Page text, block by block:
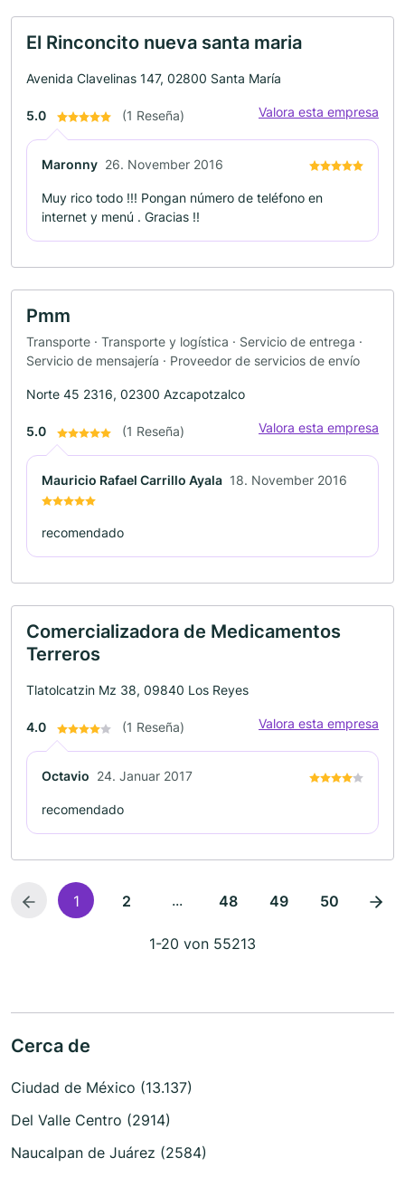
El Rinconcito nueva santa maria
Avenida Clavelinas 147, 02800 Santa María
5.0 (1 Reseña) Valora esta empresa
Maronny 26. November 2016
Muy rico todo !!! Pongan número de teléfono en
internet y menú . Gracias !!
Pmm
Transporte · Transporte y logística · Servicio de entrega ·
Servicio de mensajería · Proveedor de servicios de envío
Norte 45 2316, 02300 Azcapotzalco
5.0 (1 Reseña) Valora esta empresa
Mauricio Rafael Carrillo Ayala 18. November 2016
recomendado
Comercializadora de Medicamentos
Terreros
Tlatolcatzin Mz 38, 09840 Los Reyes
4.0 (1 Reseña) Valora esta empresa
Octavio 24. Januar 2017
recomendado
1 2 ... 48 49 50
1-20 von 55213
Cerca de
Ciudad de México (13.137)
Del Valle Centro (2914)
Naucalpan de Juárez (2584)